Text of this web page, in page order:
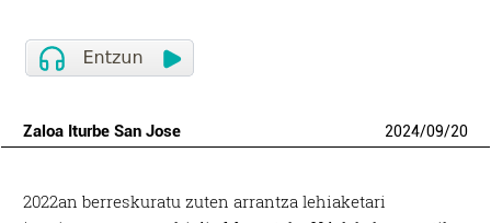
Zaloa Iturbe San Jose 2024/09/20
2022an berreskuratu zuten arrantza lehiaketari